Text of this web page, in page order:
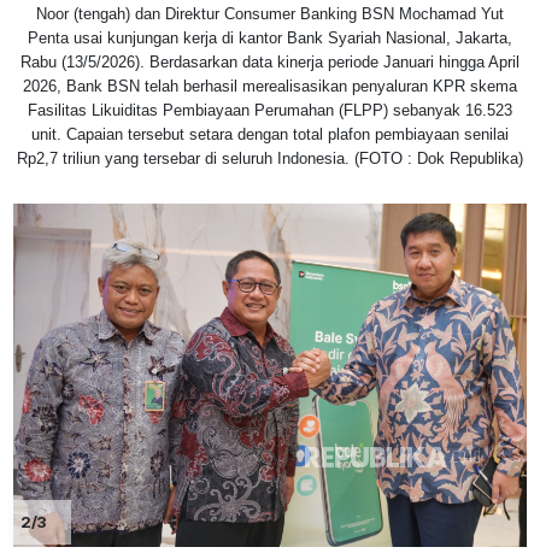
Noor (tengah) dan Direktur Consumer Banking BSN Mochamad Yut
Penta usai kunjungan kerja di kantor Bank Syariah Nasional, Jakarta,
Rabu (13/5/2026). Berdasarkan data kinerja periode Januari hingga April
2026, Bank BSN telah berhasil merealisasikan penyaluran KPR skema
Fasilitas Likuiditas Pembiayaan Perumahan (FLPP) sebanyak 16.523
unit. Capaian tersebut setara dengan total plafon pembiayaan senilai
Rp2,7 triliun yang tersebar di seluruh Indonesia. (FOTO : Dok Republika)
2/3